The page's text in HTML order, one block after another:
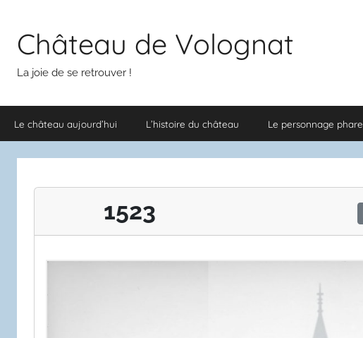
contenuChâteau de Volognat
La joie de se retrouver !
Le château aujourd’hui L’histoire du château Le personnage phare
1523